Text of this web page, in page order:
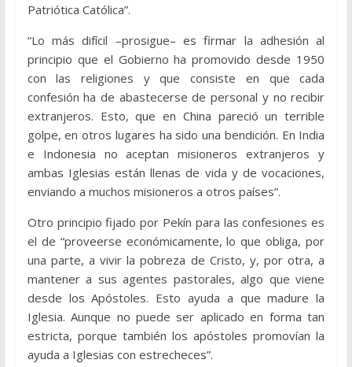
Patriótica Católica”.
“Lo más difícil –prosigue– es firmar la adhesión al
principio que el Gobierno ha promovido desde 1950
con las religiones y que consiste en que cada
confesión ha de abastecerse de personal y no recibir
extranjeros. Esto, que en China pareció un terrible
golpe, en otros lugares ha sido una bendición. En India
e Indonesia no aceptan misioneros extranjeros y
ambas Iglesias están llenas de vida y de vocaciones,
enviando a muchos misioneros a otros países”.
Otro principio fijado por Pekín para las confesiones es
el de “proveerse económicamente, lo que obliga, por
una parte, a vivir la pobreza de Cristo, y, por otra, a
mantener a sus agentes pastorales, algo que viene
desde los Apóstoles. Esto ayuda a que madure la
Iglesia. Aunque no puede ser aplicado en forma tan
estricta, porque también los apóstoles promovían la
ayuda a Iglesias con estrecheces”.